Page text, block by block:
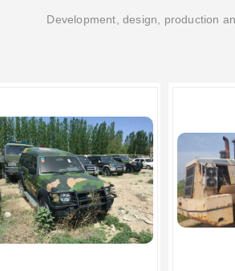
Development, design, production